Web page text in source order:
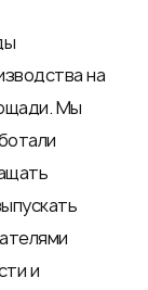
на
Мы
и